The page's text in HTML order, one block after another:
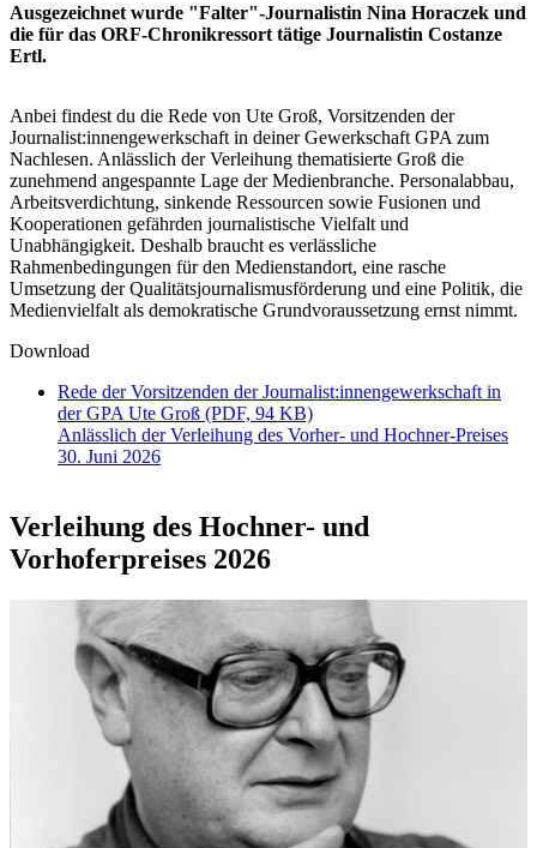
Ausgezeichnet wurde "Falter"-Journalistin Nina Horaczek und
die für das ORF-Chronikressort tätige Journalistin Costanze
Ertl.
Anbei findest du die Rede von Ute Groß, Vorsitzenden der
Journalist:innengewerkschaft in deiner Gewerkschaft GPA zum
Nachlesen. Anlässlich der Verleihung thematisierte Groß die
zunehmend angespannte Lage der Medienbranche. Personalabbau,
Arbeitsverdichtung, sinkende Ressourcen sowie Fusionen und
Kooperationen gefährden journalistische Vielfalt und
Unabhängigkeit. Deshalb braucht es verlässliche
Rahmenbedingungen für den Medienstandort, eine rasche
Umsetzung der Qualitätsjournalismusförderung und eine Politik, die
Medienvielfalt als demokratische Grundvoraussetzung ernst nimmt.
Download
Rede der Vorsitzenden der Journalist:innengewerkschaft in
der GPA Ute Groß (PDF, 94 KB)
Anlässlich der Verleihung des Vorher- und Hochner-Preises
30. Juni 2026
Verleihung des Hochner- und
Vorhoferpreises 2026